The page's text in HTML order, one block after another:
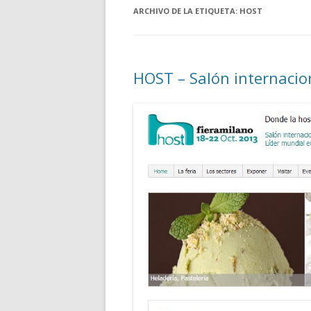
ARCHIVO DE LA ETIQUETA: HOST
HOST – Salón